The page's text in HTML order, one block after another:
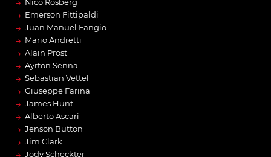
→ Emerson Fittipaldi
→ Juan Manuel Fangio
→ Mario Andretti
→ Alain Prost
→ Ayrton Senna
→ Sebastian Vettel
→ Giuseppe Farina
→ James Hunt
→ Alberto Ascari
→ Jenson Button
→ Jim Clark
Jody Scheckter